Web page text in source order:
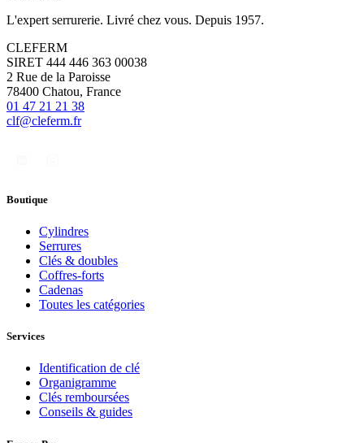
L'expert serrurerie. Livré chez vous. Depuis 1957.
CLEFERM
SIRET 444 446 363 00038
2 Rue de la Paroisse
78400 Chatou, France
01 47 21 21 38
clf@cleferm.fr
Boutique
Cylindres
Serrures
Clés & doubles
Coffres-forts
Cadenas
Toutes les catégories
Services
Identification de clé
Organigramme
Clés remboursées
Conseils & guides